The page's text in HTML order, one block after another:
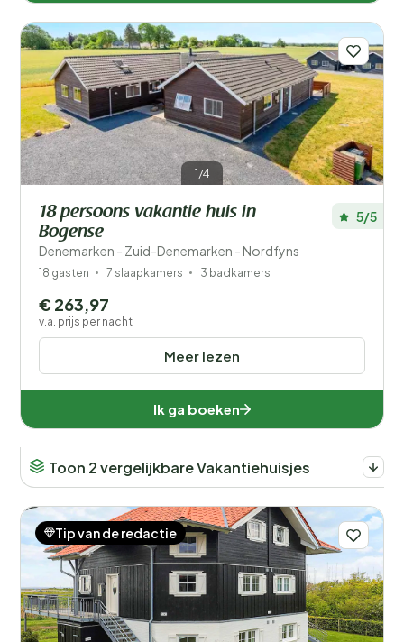
1/4
18 persoons vakantie huis in
Bogense
Denemarken - Zuid-Denemarken - Nordfyns
5/5
18 gasten 7 slaapkamers 3 badkamers
Meer lezen
€ 263,97
v.a. prijs per nacht
Ik ga boeken
Toon 2 vergelijkbare Vakantiehuisjes
Tip van de redactie